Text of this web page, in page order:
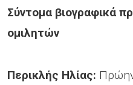
Σύντομα βιογραφικά
ομιλητών
Περικλής Ηλίας: